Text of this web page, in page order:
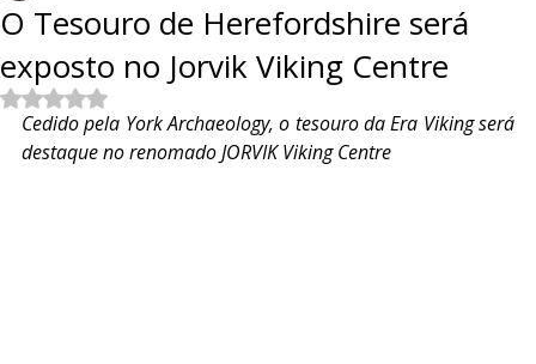
O Tesouro de Herefordshire será
exposto no Jorvik Viking Centre
Avaliado com NaN de 5 estrelas.
Cedido pela York Archaeology, o tesouro da Era Viking será
destaque no renomado JORVIK Viking Centre